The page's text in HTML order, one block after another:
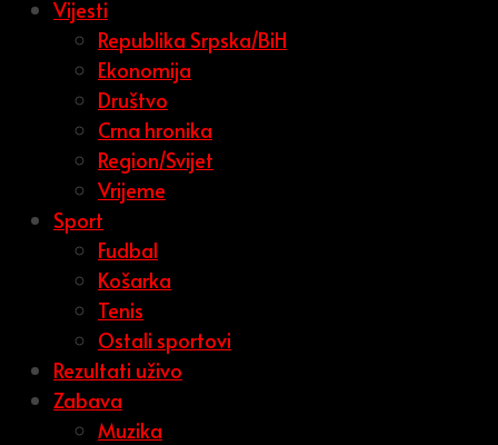
Vijesti
Republika Srpska/BiH
Ekonomija
Društvo
Crna hronika
Region/Svijet
Vrijeme
Sport
Fudbal
Košarka
Tenis
Ostali sportovi
Rezultati uživo
Zabava
Muzika